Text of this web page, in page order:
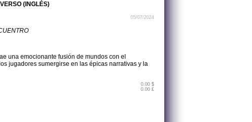
(INGLÉS)
05/07/2024
una emocionante fusión de mundos con el
jugadores sumergirse en las épicas narrativas y la
0.00 $
0.00 £